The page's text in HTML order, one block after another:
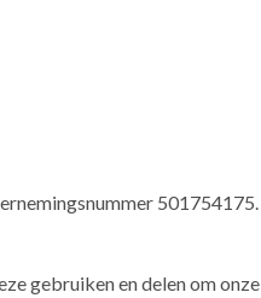
501754175.
gebruiken en delen om onze